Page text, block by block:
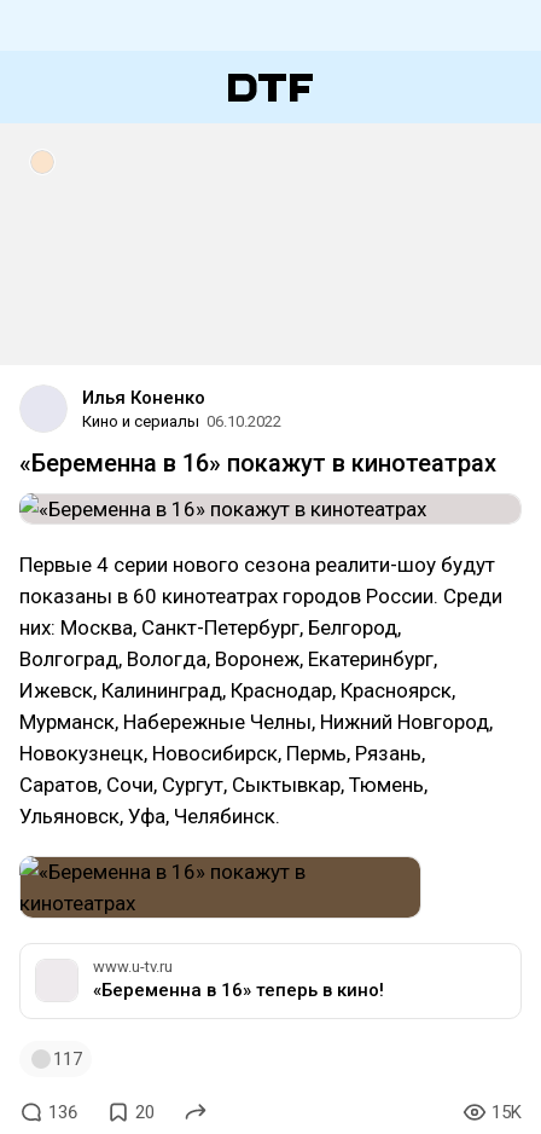
Илья Коненко
Кино и сериалы 06.10.2022
«Беременна в 16» покажут в кинотеатрах
Первые 4 серии нового сезона реалити-шоу будут
показаны в 60 кинотеатрах городов России. Среди
них: Москва, Санкт-Петербург, Белгород,
Волгоград, Вологда, Воронеж, Екатеринбург,
Ижевск, Калининград, Краснодар, Красноярск,
Мурманск, Набережные Челны, Нижний Новгород,
Новокузнецк, Новосибирск, Пермь, Рязань,
Саратов, Сочи, Сургут, Сыктывкар, Тюмень,
Ульяновск, Уфа, Челябинск.
www.u-tv.ru
«Беременна в 16» теперь в кино!
117
136 20 15K